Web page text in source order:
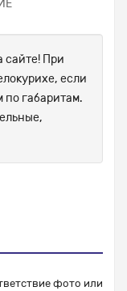
сайте! При
если
по габаритам.
фото или